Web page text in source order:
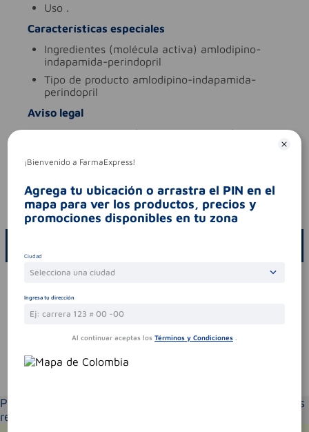
uso .
Características especiales
ingredientes (molécula activa) amlodipino-
indapamida-perindopril
tipo de producto amlodipino-indapamida-
perindopril
Aviso legal
legales es un medicamento.no exceder su
contraindicaciones. si los síntomas persisten.
consultar al médico.
contraindicaciones
codigo invima 2015m-0016637
Por favor, inicie sesión para escribir un comentario
Sin comentarios.
Por favor selecciona tu ubicación y verás los productos
recomendados según la cobertura de entrega
¡Bienvenido a FarmaExpress!
Agrega tu ubicación o arrastra el PIN en el
mapa para ver los productos, precios y
promociones disponibles en tu zona
Ciudad
Selecciona una ciudad
Ingresa tu dirección
Al continuar aceptas los Términos y Condiciones .